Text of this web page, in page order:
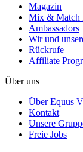
Magazin
Mix & Match
Ambassadors
Wir und
Rückrufe
Affiliate
Über uns
Über Equus
Kontakt
Unsere
Freie Jobs